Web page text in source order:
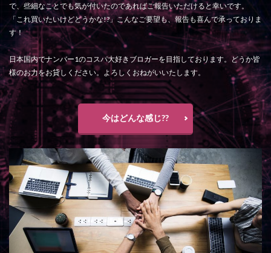
で、些細なことでも気が付いたのであればご報告いただけると幸いです。
「これ買いたいけどどうかな!?」こんなご要望も、報告も喜んで承っておりま
す！
日本国内でナンバー1のコスパ大好きブロガーを目指しております。どうか皆
様のお力をお貸しください。よろしくおねがいいたします。
今はどんな感じ??